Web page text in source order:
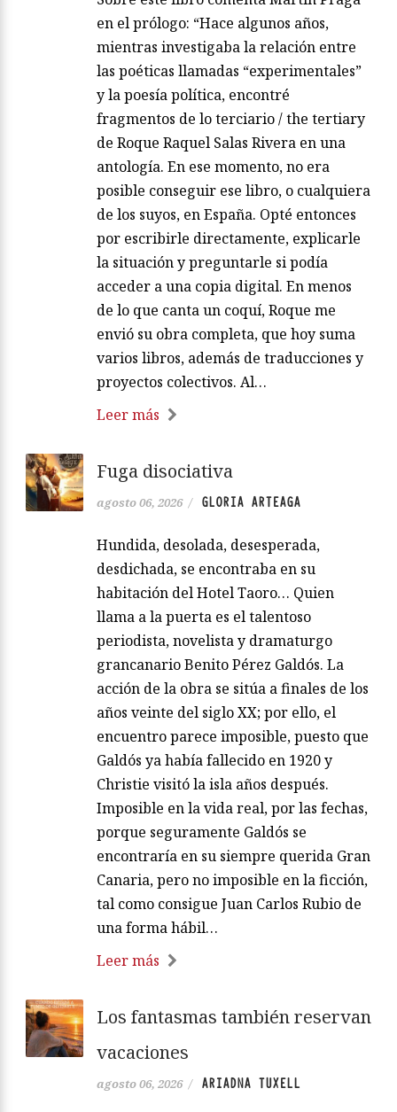
en el prólogo: “Hace algunos años,
mientras investigaba la relación entre
las poéticas llamadas “experimentales”
y la poesía política, encontré
fragmentos de lo terciario / the tertiary
de Roque Raquel Salas Rivera en una
antología. En ese momento, no era
posible conseguir ese libro, o cualquiera
de los suyos, en España. Opté entonces
por escribirle directamente, explicarle
la situación y preguntarle si podía
acceder a una copia digital. En menos
de lo que canta un coquí, Roque me
envió su obra completa, que hoy suma
varios libros, además de traducciones y
proyectos colectivos. Al…
Leer más
Fuga disociativa
agosto 06, 2026 / GLORIA ARTEAGA
Hundida, desolada, desesperada,
desdichada, se encontraba en su
habitación del Hotel Taoro… Quien
llama a la puerta es el talentoso
periodista, novelista y dramaturgo
grancanario Benito Pérez Galdós. La
acción de la obra se sitúa a finales de los
años veinte del siglo XX; por ello, el
encuentro parece imposible, puesto que
Galdós ya había fallecido en 1920 y
Christie visitó la isla años después.
Imposible en la vida real, por las fechas,
porque seguramente Galdós se
encontraría en su siempre querida Gran
Canaria, pero no imposible en la ficción,
tal como consigue Juan Carlos Rubio de
una forma hábil…
Leer más
Los fantasmas también reservan
vacaciones
agosto 06, 2026 / ARIADNA TUXELL